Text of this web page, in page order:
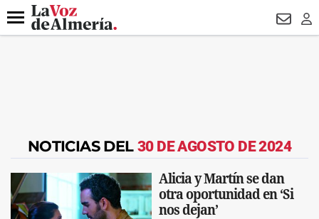
DESTACADO
Menú
NOTICIAS DEL30 DE AGOSTO DE 2024
Alicia y Martín se dan
otra oportunidad en ‘Si
nos dejan’